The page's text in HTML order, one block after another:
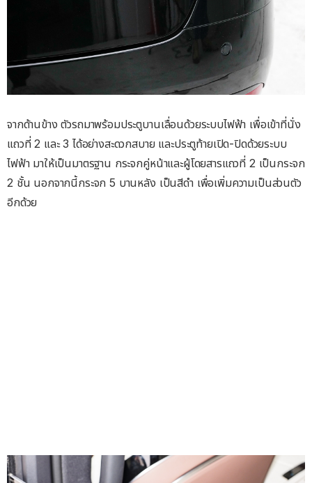
จากด้านข้าง ตัวรถมาพร้อมประตูบานเลื่อนด้วยระบบไฟฟ้า เพื่อเข้าที่นั่ง
แถวที่ 2 และ 3 ได้อย่างสะดวกสบาย และประตูท้ายเปิด-ปิดด้วยระบบ
ไฟฟ้า มาให้เป็นมาตรฐาน กระจกคู่หน้าและผู้โดยสารแถวที่ 2 เป็นกระจก
2 ชั้น นอกจากนี้กระจก 5 บานหลัง เป็นสีดำ เพื่อเพิ่มความเป็นส่วนตัว
อีกด้วย